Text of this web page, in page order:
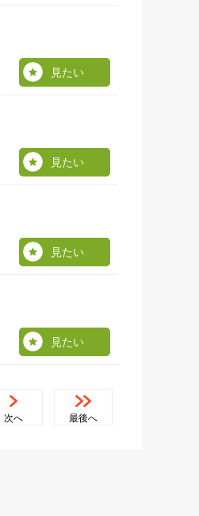
見たい
見たい
見たい
見たい
次へ 最後へ